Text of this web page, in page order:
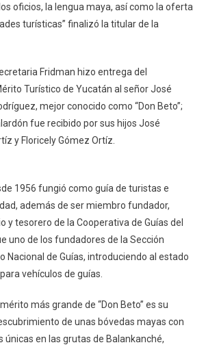
oficios, la lengua maya, así como la oferta
turísticas” finalizó la titular de la
Fridman hizo entrega del
Turístico de Yucatán al señor José
mejor conocido como “Don Beto”;
fue recibido por sus hijos José
y Floricely Gómez Ortíz.
1956 fungió como guía de turistas e
además de ser miembro fundador,
y tesorero de la Cooperativa de Guías del
uno de los fundadores de la Sección
Nacional de Guías, introduciendo al estado
vehículos de guías.
más grande de “Don Beto” es su
de unas bóvedas mayas con
únicas en las grutas de Balankanché,